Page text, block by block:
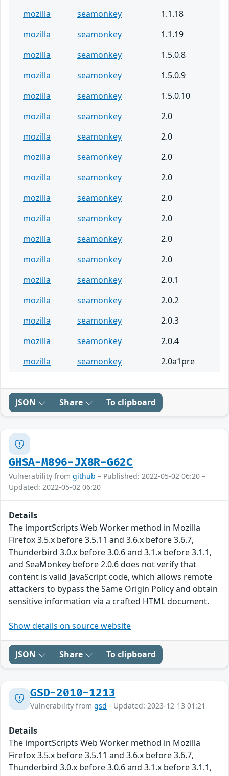
mozilla
seamonkey
1.1.18
mozilla
seamonkey
1.1.19
mozilla
seamonkey
1.5.0.8
mozilla
seamonkey
1.5.0.9
mozilla
seamonkey
1.5.0.10
mozilla
seamonkey
2.0
mozilla
seamonkey
2.0
mozilla
seamonkey
2.0
mozilla
seamonkey
2.0
mozilla
seamonkey
2.0
mozilla
seamonkey
2.0
mozilla
seamonkey
2.0
mozilla
seamonkey
2.0
mozilla
seamonkey
2.0.1
mozilla
seamonkey
2.0.2
mozilla
seamonkey
2.0.3
mozilla
seamonkey
2.0.4
mozilla
seamonkey 2.0a1pre
JSON Share To clipboard
GHSA-M896-JX8R-G62C
Vulnerability from github – Published: 2022-05-02 06:20 –
Updated: 2022-05-02 06:20
Details
The importScripts Web Worker method in Mozilla
Firefox 3.5.x before 3.5.11 and 3.6.x before 3.6.7,
Thunderbird 3.0.x before 3.0.6 and 3.1.x before 3.1.1,
and SeaMonkey before 2.0.6 does not verify that
content is valid JavaScript code, which allows remote
attackers to bypass the Same Origin Policy and obtain
sensitive information via a crafted HTML document.
Show details on source website
JSON Share To clipboard
GSD-2010-1213
Vulnerability from gsd - Updated: 2023-12-13 01:21
Details
The importScripts Web Worker method in Mozilla
Firefox 3.5.x before 3.5.11 and 3.6.x before 3.6.7,
Thunderbird 3.0.x before 3.0.6 and 3.1.x before 3.1.1,